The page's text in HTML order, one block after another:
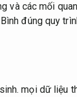
và các mối
đúng quy
mọi dữ liệu